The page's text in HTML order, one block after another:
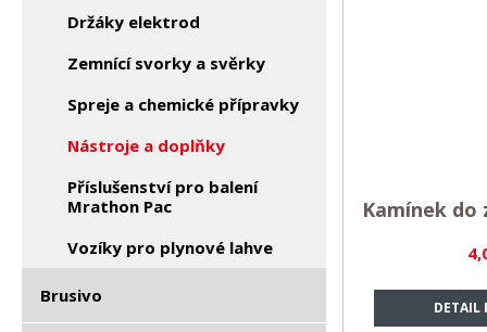
Držáky elektrod
Zemnící svorky a svěrky
Spreje a chemické přípravky
Nástroje a doplňky
Příslušenství pro balení
Mrathon Pac
Vozíky pro plynové lahve
Brusivo
DETAIL
Kamínek do